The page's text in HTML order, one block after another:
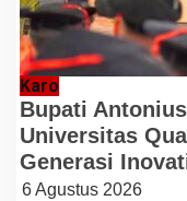
Karo
Bupati
Universitas
Generasi
6 Agustus 2026